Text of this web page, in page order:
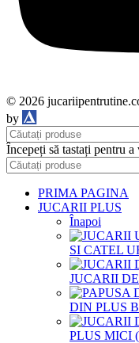
© 2026
by
Începeți să tastați pentru
PRIMA PAGINA
JUCARII PLUS
Înapoi
SI CATEL
JUCARII
DIN PLUS
PLUS MICI